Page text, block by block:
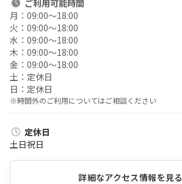
ご利用可能時間
月： 09:00〜18:00
火： 09:00〜18:00
水： 09:00〜18:00
木： 09:00〜18:00
金： 09:00〜18:00
土： 定休日
日： 定休日
※時間外のご利用についてはご相談ください
定休日
土日祝日
詳細なアクセス情報を見る